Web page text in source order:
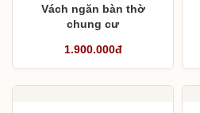
Vách ngăn bàn thờ
chung cư
1.900.000đ